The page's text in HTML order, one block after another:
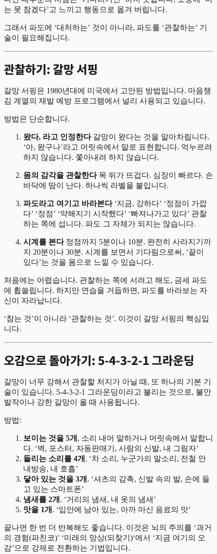
는 못 참겠다’고 느끼고 행동으로 옮겨 버립니다.
그래서 파도에 ‘대처하는’ 것이 아니라, 파도를 ‘관찰하는’ 기
술이 필요해집니다.
관찰하기: 갈망 서핑
갈망 서핑은 1980년대에 미국에서 고안된 방법입니다. 마음챙
김 계열의 재발 예방 프로그램에서 널리 사용되고 있습니다.
방법은 단순합니다.
왔다, 라고 인정한다갈망이 왔다는 것을 알아차립니다.
‘아, 왔구나’라고 머릿속에서 말로 표현합니다. 억누르려
하지 않습니다. 쫓아내려 하지 않습니다.
몸의 감각을 관찰한다목 뒤가 뜨겁다. 심장이 빠르다. 손
바닥에 땀이 난다. 하나씩 라벨을 붙입니다.
파도라고 여기고 바라본다‘지금, 강하다’ ‘정점이 가깝
다’ ‘정점’ ‘약해지기 시작했다’ ‘빠져나가고 있다’ 관찰
하는 쪽에 섭니다. 파도 그 자체가 되지는 않습니다.
시계를 본다정점까지 5분이나 10분. 완전히 사라지기까
지 20분이나 30분. 시계를 보면서 기다림으로써, ‘끝이
있다’는 것을 몸으로 느낄 수 있습니다.
처음에는 어렵습니다. 관찰하는 쪽에 서려고 해도, 금세 파도
에 휩쓸립니다. 하지만 연습을 거듭하면, 파도를 바라보는 자
신이 자라납니다.
‘참는 것’이 아니라 ‘관찰하는 것’. 이것이 갈망 서핑의 핵심입
니다.
오감으로 돌아가기: 5-4-3-2-1 그라운딩
갈망이 너무 강해서 관찰할 처지가 아닐 때, 또 하나의 기본 기
술이 있습니다. 5-4-3-2-1 그라운딩이라고 불리는 것으로, 불안
발작이나 강한 갈망이 올 때 사용됩니다.
방법:
보이는 것을 5개 , 소리 내어 말하거나 머릿속에서 말합니
다. ‘벽, 포스터, 자동판매기, 사람의 신발, 내 그림자’
들리는 소리를 4개 . ‘차 소리, 누군가의 말소리, 전철 안
내방송, 내 호흡’
닿아 있는 것을 3개 . ‘셔츠의 감촉, 신발 속의 발, 손에 들
고 있는 스마트폰’
냄새를 2개 . ‘거리의 냄새, 내 옷의 냄새’
맛을 1개 . ‘입안에 남아 있는, 아까 마신 음료의 맛’
끝나면 한 번 더 반복해도 좋습니다. 이것은 뇌의 주의를 ‘과거
의 경험(파친코)’ ‘미래의 망상(되찾기)‘에서 ‘지금 여기의 오
감’으로 강제로 전환하는 기법입니다.